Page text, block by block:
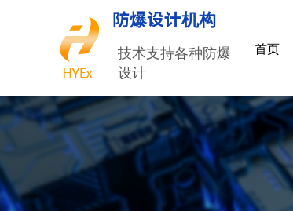
首页
防爆设计机构
技术支持各种防爆
设计